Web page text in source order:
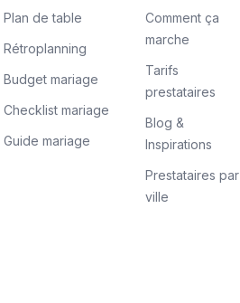
Plan de table
Rétroplanning
Budget mariage
Checklist mariage
Guide mariage
Comment ça
marche
Tarifs
prestataires
Blog &
Inspirations
Prestataires par
ville